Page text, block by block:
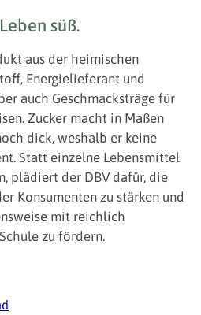
süß.
aus der heimischen
Energielieferant und
auch Geschmacksträge für
Zucker macht in Maßen
dick, weshalb er keine
Statt einzelne Lebensmittel
plädiert der DBV dafür, die
Konsumenten zu stärken und
mit reichlich
zu fördern.